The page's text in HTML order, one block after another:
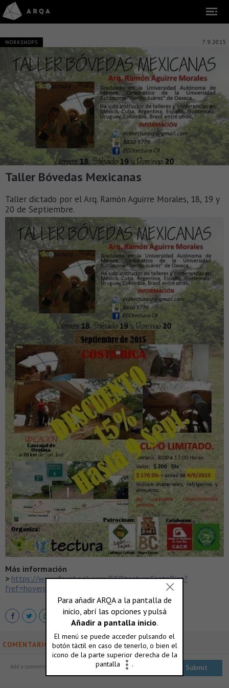
WORKSHOPS 7.9.2015
Taller Bóvedas Mexicanas
Taller dictado por el Arq. Ramón Aguirre Morales, 18, 19 y
20 de Septiembre.
Más información
> https://www.facebook.com/ECOtecturaCostaRica?
fref=hovercard
COMENTARIOS